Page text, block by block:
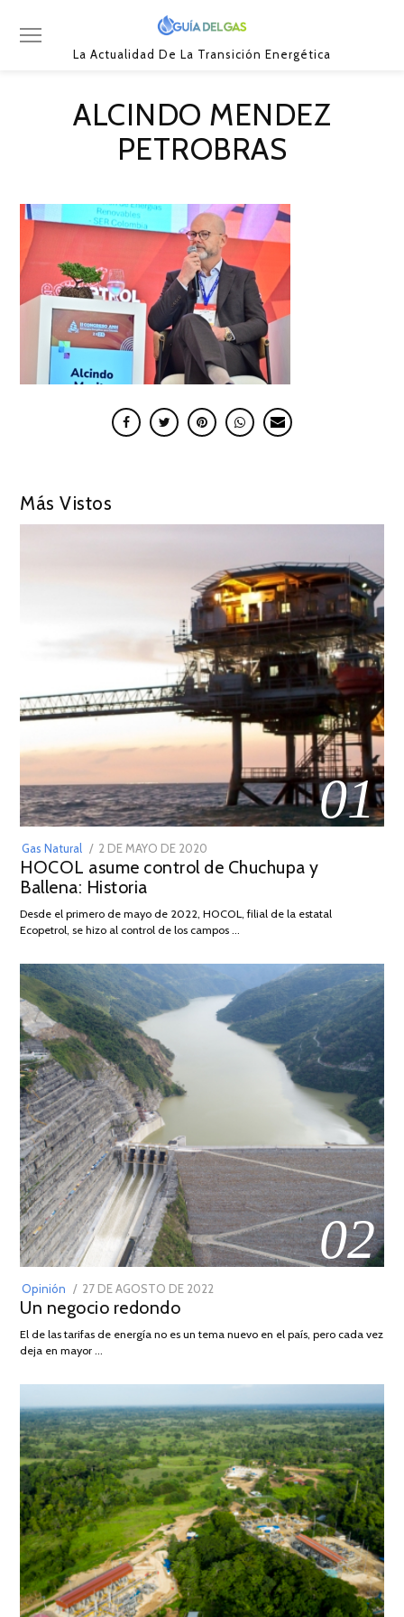
La Actualidad De La Transición Energética
ALCINDO MENDEZ
PETROBRAS
Más Vistos
01
Gas Natural
POSTED
ON
2 DE MAYO DE 2020
DE
2026
HOCOL asume control de Chuchupa y
Ballena: Historia
Desde el primero de mayo de 2022, HOCOL, filial de la estatal
Ecopetrol, se hizo al control de los campos …
02
Opinión
POSTED
ON
27 DE AGOSTO DE 2022
DE
Un negocio redondo
El de las tarifas de energía no es un tema nuevo en el país, pero cada vez
deja en mayor …